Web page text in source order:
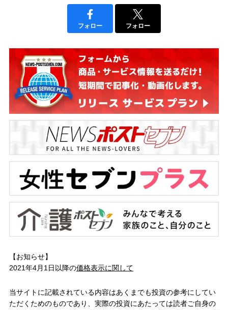
フォロー フォロー
【お知らせ】
2021年4月1日以降の価格表示に関して
当サイトに記載されている内容はあくまでも投資の参考にしてい
ただくためのものであり、実際の投資にあたっては読者ご自身の